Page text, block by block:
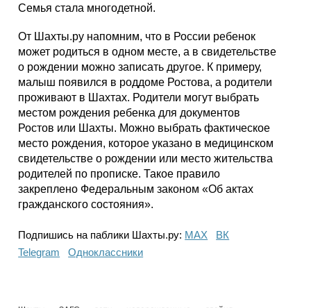
Семья стала многодетной.
От Шахты.ру напомним, что в России ребенок
может родиться в одном месте, а в свидетельстве
о рождении можно записать другое. К примеру,
малыш появился в роддоме Ростова, а родители
проживают в Шахтах. Родители могут выбрать
местом рождения ребенка для документов
Ростов или Шахты. Можно выбрать фактическое
место рождения, которое указано в медицинском
свидетельстве о рождении или место жительства
родителей по прописке. Такое правило
закреплено Федеральным законом «Об актах
гражданского состояния».
Подпишись на паблики Шахты.ру: МАХ
ВК
Telegram
Одноклассники